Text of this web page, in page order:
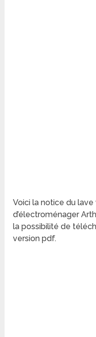
Voici la notice du
d’électroménager
la possibilité de
version pdf.